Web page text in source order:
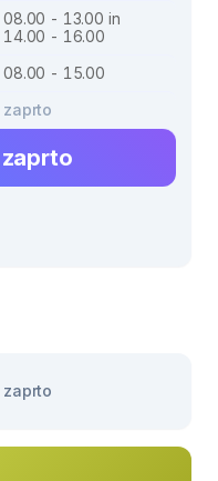
08.00 - 13.00 in
14.00 - 16.00
08.00 - 15.00
zaprto
zaprto
zaprto